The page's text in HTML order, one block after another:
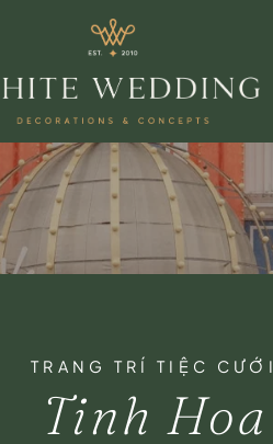
TRANG TRÍ TIỆC CƯỚI
Tinh Hoa